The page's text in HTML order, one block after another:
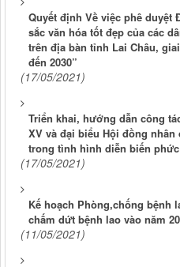
Quyết định Về việc phê duyệt
sắc văn hóa tốt đẹp của các
trên địa bàn tỉnh Lai Châu,
đến 2030”
(17/05/2021)
Triển khai, hướng dẫn công
XV và đại biểu Hội đồng nhân
trong tình hình diễn biến
(17/05/2021)
Kế hoạch Phòng,chống bệnh
chấm dứt bệnh lao vào năm
(11/05/2021)